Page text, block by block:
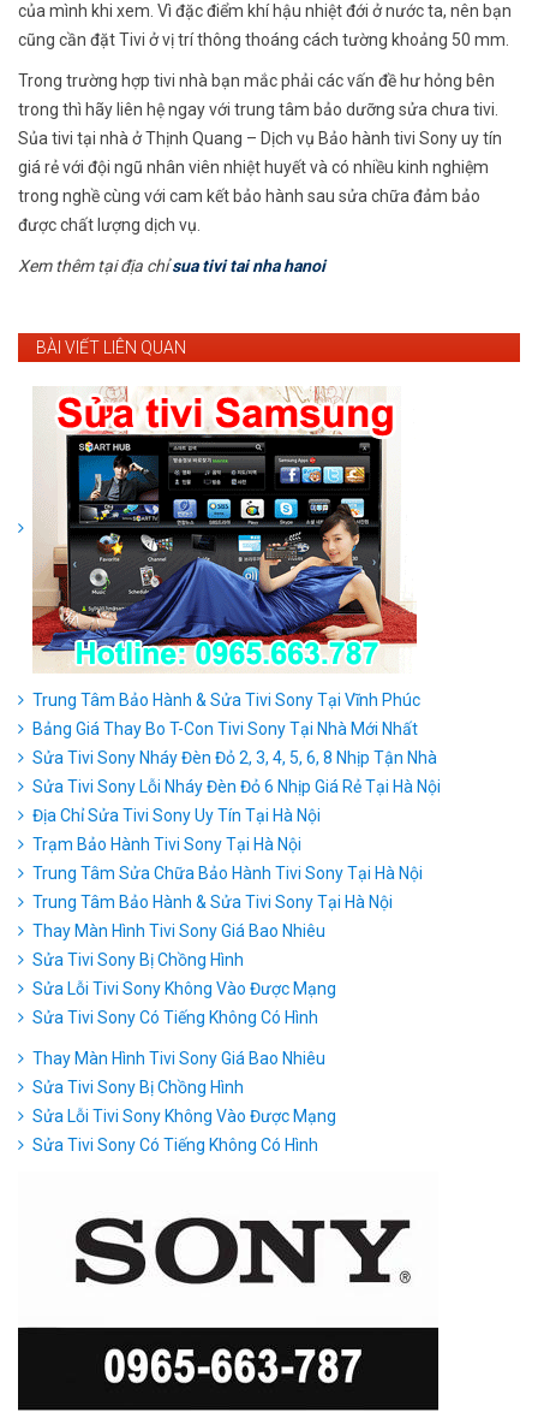
của mình khi xem. Vì đặc điểm khí hậu nhiệt đới ở nước ta, nên bạn
cũng cần đặt Tivi ở vị trí thông thoáng cách tường khoảng 50 mm.
Trong trường hợp tivi nhà bạn mắc phải các vấn đề hư hỏng bên
trong thì hãy liên hệ ngay với trung tâm bảo dưỡng sửa chưa tivi.
Sủa tivi tại nhà ở Thịnh Quang – Dịch vụ Bảo hành tivi Sony uy tín
giá rẻ với đội ngũ nhân viên nhiệt huyết và có nhiều kinh nghiệm
trong nghề cùng với cam kết bảo hành sau sửa chữa đảm bảo
được chất lượng dịch vụ.
Xem thêm tại địa chỉsua tivi tai nha hanoi
BÀI VIẾT LIÊN QUAN
Trung Tâm Bảo Hành & Sửa Tivi Sony Tại Vĩnh Phúc
Bảng Giá Thay Bo T-Con Tivi Sony Tại Nhà Mới Nhất
Sửa Tivi Sony Nháy Đèn Đỏ 2, 3, 4, 5, 6, 8 Nhịp Tận Nhà
Sửa Tivi Sony Lỗi Nháy Đèn Đỏ 6 Nhịp Giá Rẻ Tại Hà Nội
Địa Chỉ Sửa Tivi Sony Uy Tín Tại Hà Nội
Trạm Bảo Hành Tivi Sony Tại Hà Nội
Trung Tâm Sửa Chữa Bảo Hành Tivi Sony Tại Hà Nội
Trung Tâm Bảo Hành & Sửa Tivi Sony Tại Hà Nội
Thay Màn Hình Tivi Sony Giá Bao Nhiêu
Sửa Tivi Sony Bị Chồng Hình
Sửa Lỗi Tivi Sony Không Vào Được Mạng
Sửa Tivi Sony Có Tiếng Không Có Hình
Thay Màn Hình Tivi Sony Giá Bao Nhiêu
Sửa Tivi Sony Bị Chồng Hình
Sửa Lỗi Tivi Sony Không Vào Được Mạng
Sửa Tivi Sony Có Tiếng Không Có Hình